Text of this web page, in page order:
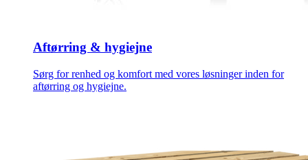
Aftørring & hygiejne
Sørg for renhed og komfort med vores løsninger inden for
aftørring og hygiejne.